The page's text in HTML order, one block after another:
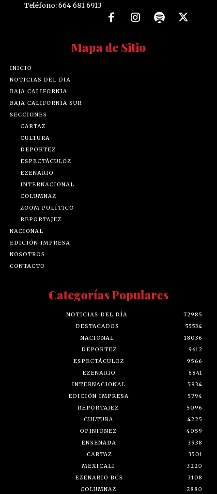
Teléfono: 664 681 6913
Mapa de Sitio
INICIO
NOTICIAS DEL DÍA
BAJA CALIFORNIA
BAJA CALIFORNIA SUR
SECCIONES
CARTAZ
CULTURA
DEPORTEZ
ESPECTÁCULOZ
EZENARIO
INTERNACIONAL
COLUMNAZ
ZOOM POLÍTICO
REPORTAJEZ
NACIONAL
EDICIÓN IMPRESA
NOSOTROS
CONTACTO
Categorías Populares
NOTICIAS DEL DÍA
72985
DESTACADOS
55534
NACIONAL
18036
DEPORTEZ
9612
ESPECTÁCULOZ
9566
EZENARIO
6841
INTERNACIONAL
5934
EDICIÓN IMPRESA
5794
REPORTAJEZ
5096
CULTURA
4225
OPINIONEZ
4059
ENSENADA
3938
CARTAZ
3501
MEXICALI
3220
EZENARIO BCS
3108
COLUMNAZ
2880